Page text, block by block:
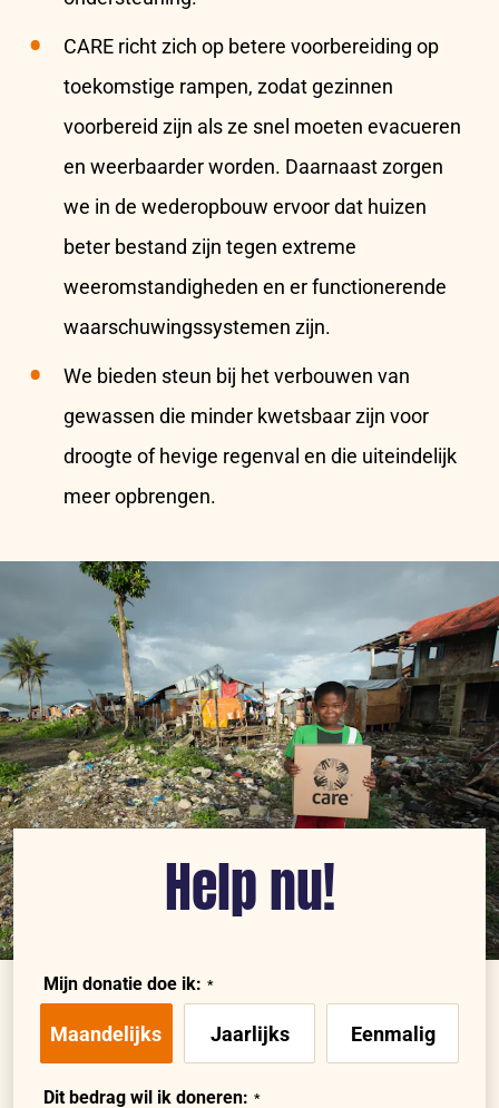
CARE richt zich op betere voorbereiding op
toekomstige rampen, zodat gezinnen
voorbereid zijn als ze snel moeten evacueren
en weerbaarder worden. Daarnaast zorgen
we in de wederopbouw ervoor dat huizen
beter bestand zijn tegen extreme
weeromstandigheden en er functionerende
waarschuwingssystemen zijn.
We bieden steun bij het verbouwen van
gewassen die minder kwetsbaar zijn voor
droogte of hevige regenval en die uiteindelijk
meer opbrengen.
Help nu!
Mijn donatie doe ik:
Maandelijks Jaarlijks Eenmalig
Dit bedrag wil ik doneren: